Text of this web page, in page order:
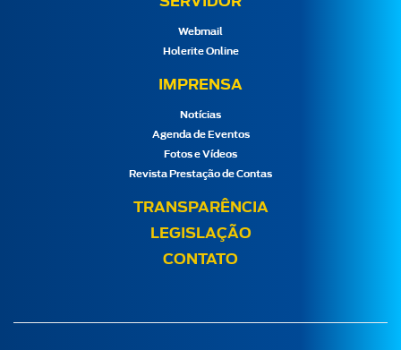
Webmail
Holerite Online
IMPRENSA
Notícias
Agenda de Eventos
Fotos e Vídeos
Revista Prestação de Contas
TRANSPARÊNCIA
LEGISLAÇÃO
CONTATO